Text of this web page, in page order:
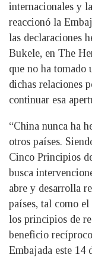
internacionales y
reaccionó la
las declaraciones
Bukele, en The
que no ha tomado
dichas relaciones
continuar esa
“China nunca ha
otros países.
Cinco Principios
busca
abre y desarrolla
países, tal como
los principios de
beneficio
Embajada este 14